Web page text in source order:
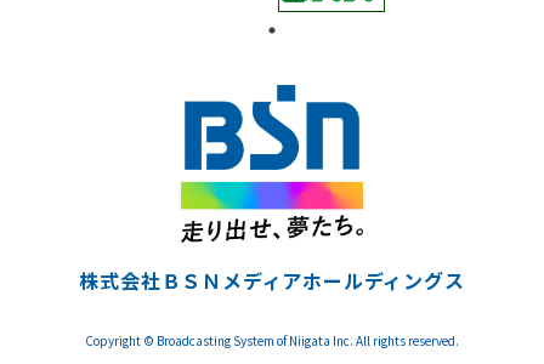
株式会社ＢＳＮメディアホールディングス
Copyright © Broadcasting System of Niigata Inc. All rights reserved.